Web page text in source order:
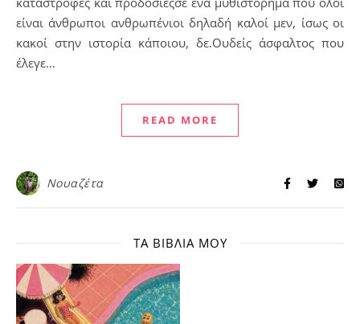
είναι άνθρωποι ανθρωπένιοι δηλαδή καλοί μεν, ίσως οι
κακοί στην ιστορία κάποιου, δε.Ουδείς άσφαλτος που
έλεγε…
READ MORE
Νουαζέτα
ΤΑ ΒΙΒΛΊΑ ΜΟΥ